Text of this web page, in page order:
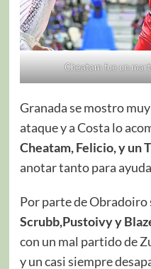
Cheatam fue un
Granada se mostro
ataque y a Costa lo
Cheatam, Felicio, y un
anotar tanto para
Por parte de Obradoiro
Scrubb,Pustoivy y
con un mal partido de
y un casi siempre